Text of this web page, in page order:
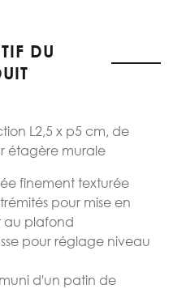
DU
L2,5 x p5 cm, de
étagère murale
finement texturée
pour mise en
au plafond
pour réglage niveau
d'un patin de